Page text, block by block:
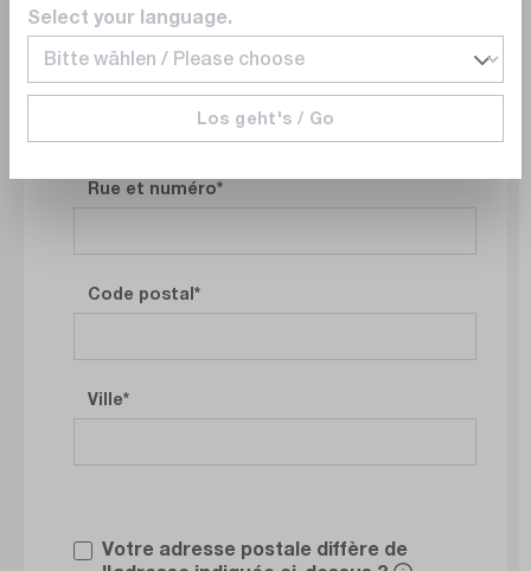
Adresse du site de votre entreprise
Rue et numéro
Code postal
Ville
Votre adresse postale diffère de
Select your language.
Los geht's / Go